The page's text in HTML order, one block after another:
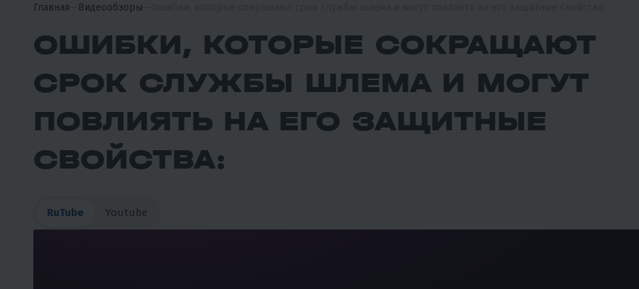
Главная Видеообзоры
ОШИБКИ, КОТОРЫЕ СОКРАЩАЮТ
СРОК СЛУЖБЫ ШЛЕМА И МОГУТ
ПОВЛИЯТЬ НА ЕГО ЗАЩИТНЫЕ
СВОЙСТВА:
RuTube Youtube